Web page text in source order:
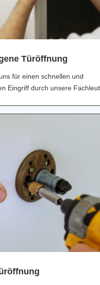
Türöffnung
für einen schnellen und
Eingriff durch unsere